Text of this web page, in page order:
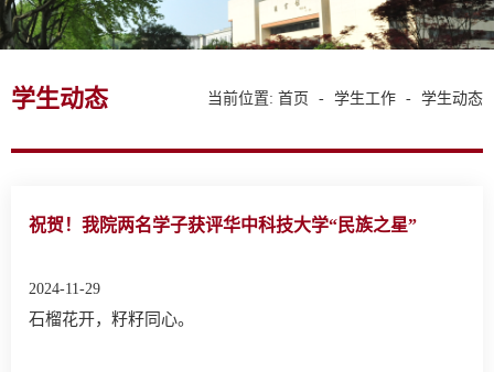
学生动态 当前位置: 首页 - 学生工作 - 学生动态
祝贺！我院两名学子获评华中科技大学“民族之星”
2024-11-29